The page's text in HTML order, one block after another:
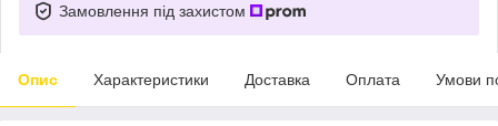
Замовлення під захистом
Опис Характеристики Доставка Оплата Умови